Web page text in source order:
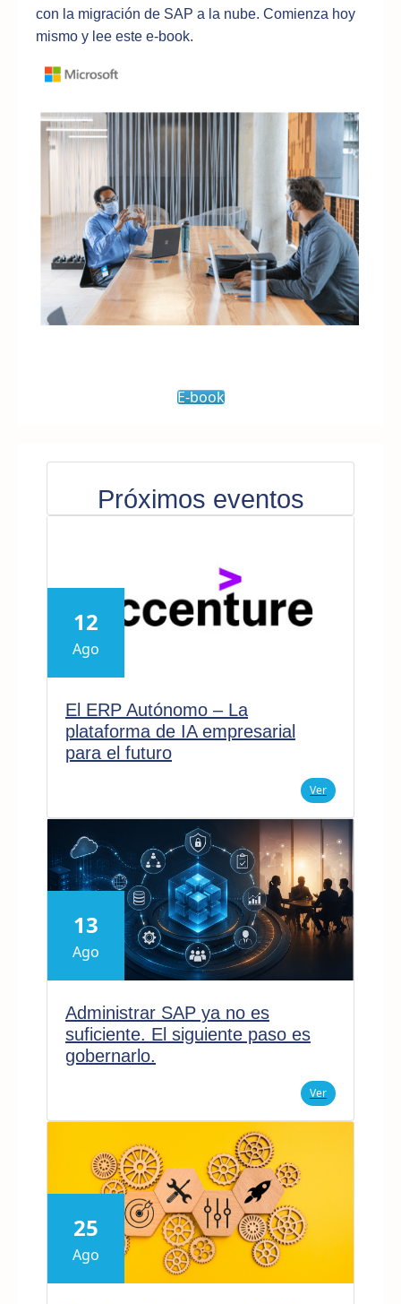
con la migración de SAP a la nube. Comienza hoy
mismo y lee este e-book.
E-book
Próximos eventos
12
Ago
El ERP Autónomo – La
plataforma de IA empresarial
para el futuro
Ver
13
Ago
Administrar SAP ya no es
suficiente. El siguiente paso es
gobernarlo.
Ver
25
Ago